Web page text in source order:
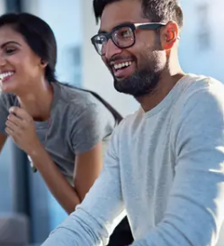
flujo de efectivo anticipando
el gasto innecesario
Precios